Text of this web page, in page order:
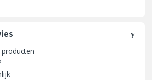
producten